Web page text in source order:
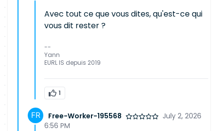
Avec tout ce que vous dites, qu'est-ce qui
vous dit rester ?
--
Yann
EURL IS depuis 2019
1
Free-Worker-195568
July 2, 2026
6:56 PM